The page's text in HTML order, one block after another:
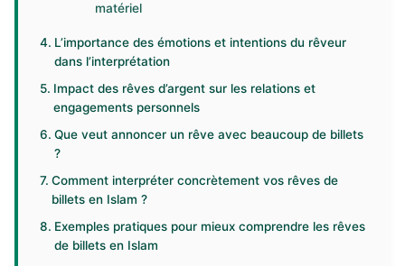
matériel
L’importance des émotions et intentions du rêveur
dans l’interprétation
Impact des rêves d’argent sur les relations et
engagements personnels
Que veut annoncer un rêve avec beaucoup de billets
?
Comment interpréter concrètement vos rêves de
billets en Islam ?
Exemples pratiques pour mieux comprendre les rêves
de billets en Islam